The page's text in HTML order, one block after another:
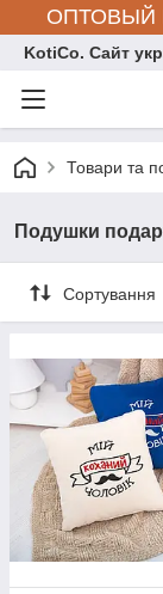
ОПТОВЫЙ
KotiCo. Сайт
Товари та
Подушки
Сортування